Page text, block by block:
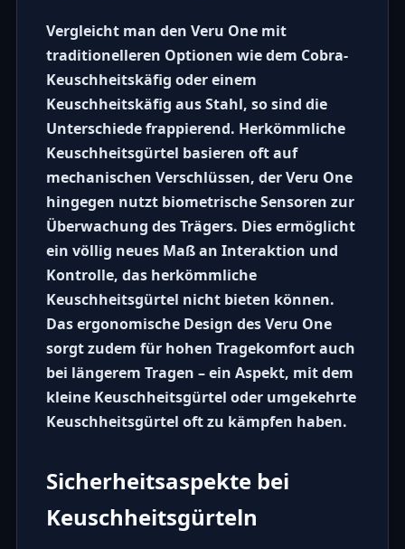
Vergleicht man den Veru Onemit
traditionelleren Optionen wie dem Cobra-
Keuschheitskäfig oder einem
Keuschheitskäfig aus Stahl, so sind die
Unterschiede frappierend. Herkömmliche
Keuschheitsgürtel basieren oft auf
mechanischen Verschlüssen, derVeru One
hingegen nutzt biometrische Sensoren zur
Überwachung des Trägers. Dies ermöglicht
ein völlig neues Maß an Interaktion und
Kontrolle, das herkömmliche
Keuschheitsgürtel nicht bieten können.
Das ergonomische Design desVeru One
sorgt zudem für hohen Tragekomfort auch
bei längerem Tragen – ein Aspekt, mit dem
kleine Keuschheitsgürtel oder umgekehrte
Keuschheitsgürtel oft zu kämpfen haben.
Sicherheitsaspekte bei
Keuschheitsgürteln